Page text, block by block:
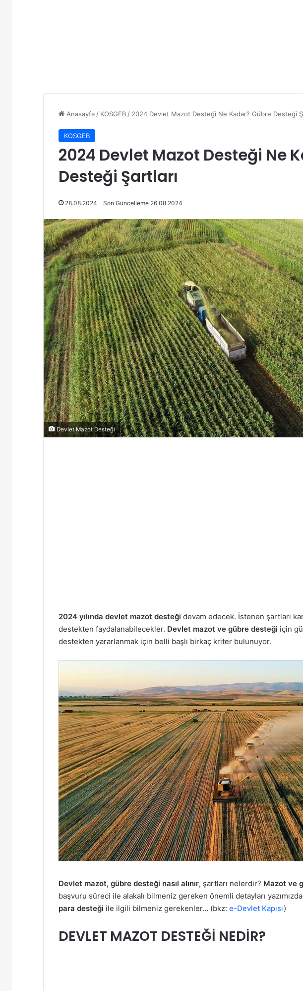
Anasayfa / KOSGEB / 2024 Devlet Mazot Desteği Ne Kadar? Gübre Desteği
KOSGEB
2024 Devlet Mazot Desteği Ne
Desteği Şartları
28.08.2024 Son Güncelleme 26.08.2024
Devlet Mazot Desteği
2024 yılında devlet mazot desteği devam edecek. İstenen şartları
destekten faydalanabilecekler. Devlet mazot ve gübre desteği için
destekten yararlanmak için belli başlı birkaç kriter bulunuyor.
Devlet mazot, gübre desteği nasıl alınır, şartları nelerdir? Mazot ve
başvuru süreci ile alakalı bilmeniz gereken önemli detayları yazımızda
para desteği ile ilgili bilmeniz gerekenler… (bkz: e-Devlet Kapısı)
DEVLET MAZOT DESTEĞİ NEDİR?